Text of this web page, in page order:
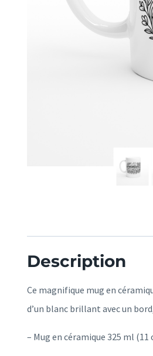
Description
Ce magnifique mug en
d’un blanc brillant avec un
– Mug en céramique 325 ml (11